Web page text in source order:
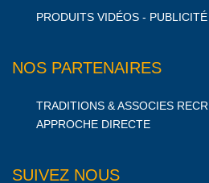
PRODUITS VIDÉOS - PUBLICITÉ
NOS PARTENAIRES
TRADITIONS & ASSOCIES
APPROCHE DIRECTE
SUIVEZ NOUS